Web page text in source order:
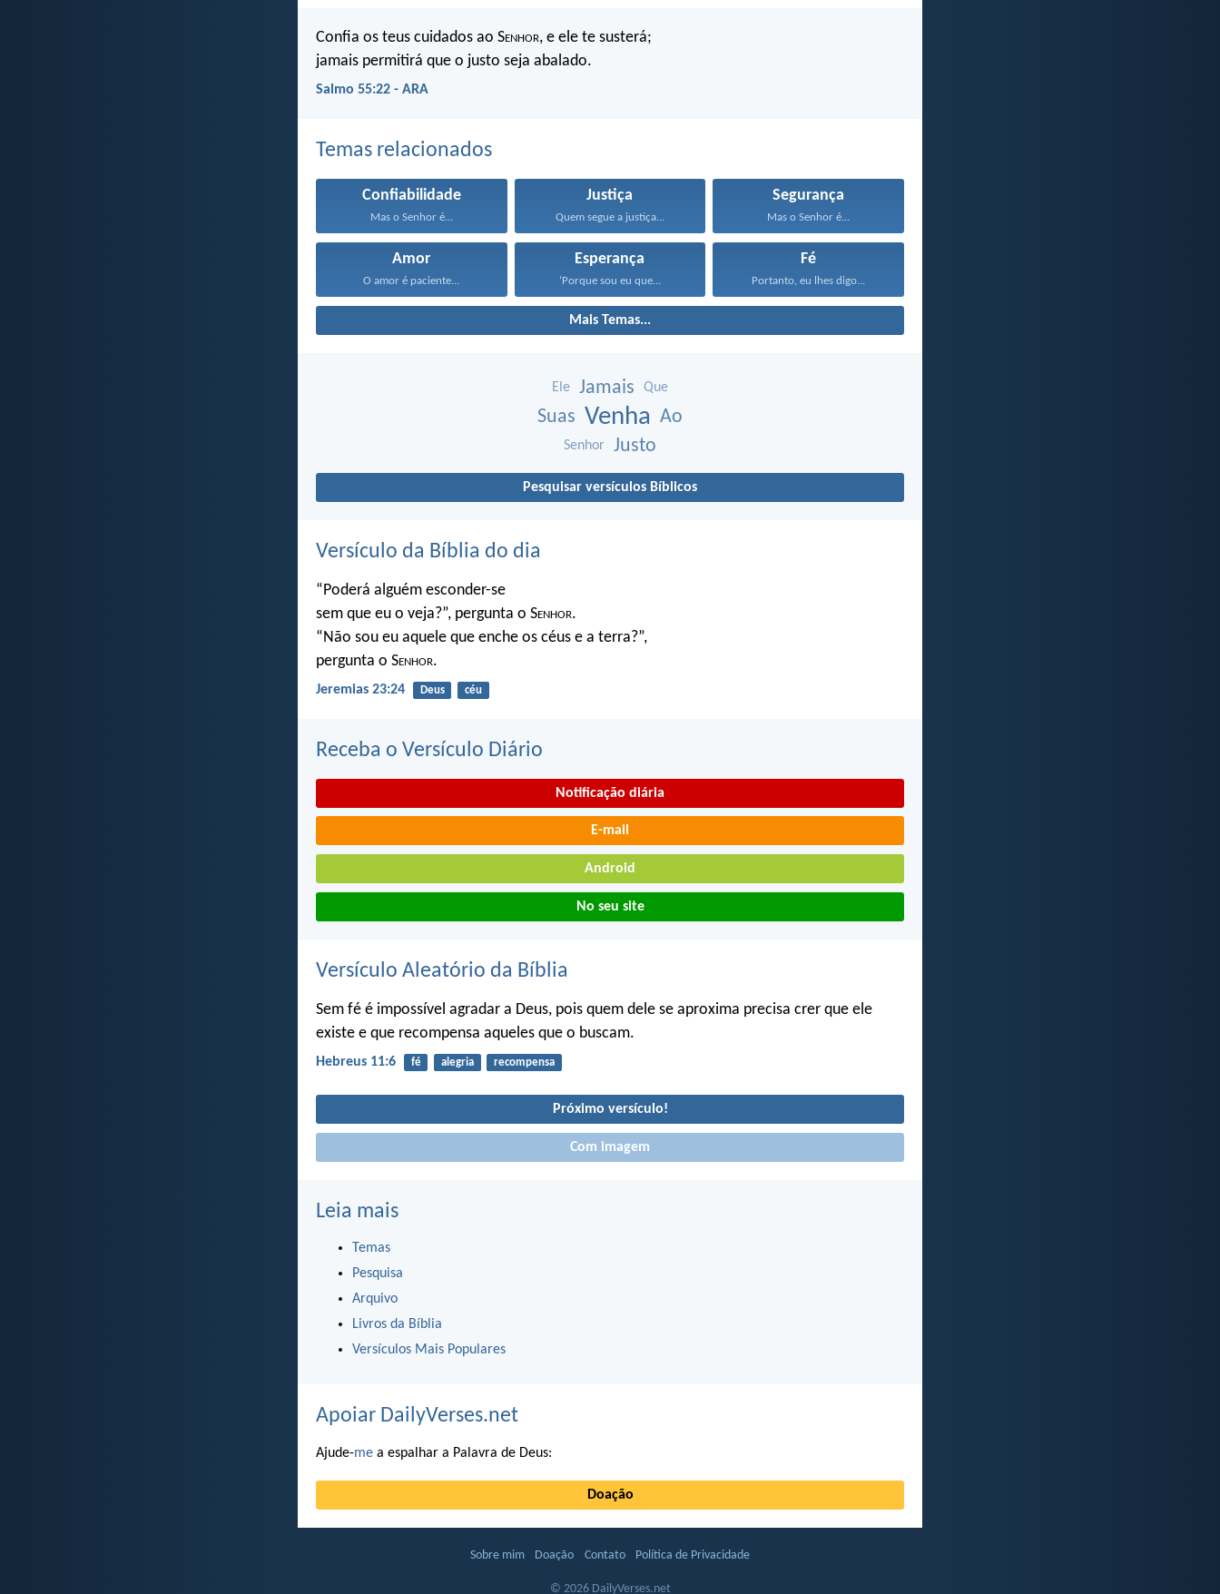
Confia os teus cuidados ao Senhor, e ele te susterá;
jamais permitirá que o justo seja abalado.
Salmo 55:22 - ARA
Temas relacionados
Confiabilidade
Mas o Senhor é...
Justiça
Quem segue a justiça...
Segurança
Mas o Senhor é...
Amor
O amor é paciente...
Esperança
‘Porque sou eu que...
Fé
Portanto, eu lhes digo...
Mais Temas...
Ele Jamais Que
Suas Venha Ao
Senhor Justo
Pesquisar versículos Bíblicos
Versículo da Bíblia do dia
“Poderá alguém esconder-se
sem que eu o veja?”, pergunta o Senhor.
“Não sou eu aquele que enche os céus e a terra?”,
pergunta o Senhor.
Jeremias 23:24 Deus céu
Receba o Versículo Diário
Notificação diária
E-mail
Android
No seu site
Versículo Aleatório da Bíblia
Sem fé é impossível agradar a Deus, pois quem dele se aproxima precisa crer que ele
existe e que recompensa aqueles que o buscam.
Hebreus 11:6 fé alegria recompensa
Próximo versículo!
Com imagem
Leia mais
Temas
Pesquisa
Arquivo
Livros da Bíblia
Versículos Mais Populares
Apoiar DailyVerses.net
Ajude-me a espalhar a Palavra de Deus:
Doação
Sobre mim Doação Contato Política de Privacidade
© 2026 DailyVerses.net